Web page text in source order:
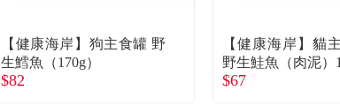
【健康海岸】狗主食罐 野
生鱈魚（170g）
$82
【健康海岸】貓
野生鮭魚（肉泥）
$67